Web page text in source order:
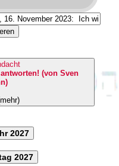
(von Sven
ihr. ..."(mehr)
2027
2027